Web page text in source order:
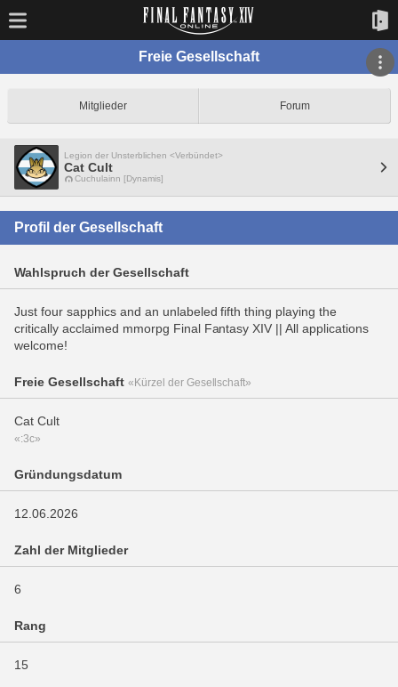
Freie Gesellschaft
Mitglieder Forum
Legion der Unsterblichen <Verbündet>
Cat Cult
Cuchulainn [Dynamis]
Profil der Gesellschaft
Wahlspruch der Gesellschaft
Just four sapphics and an unlabeled fifth thing playing the
critically acclaimed mmorpg Final Fantasy XIV || All applications
welcome!
Freie Gesellschaft «Kürzel der Gesellschaft»
Cat Cult
«:3c»
Gründungsdatum
12.06.2026
Zahl der Mitglieder
6
Rang
15